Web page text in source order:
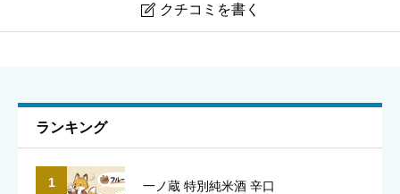
 クチコミを書く
ランキング
1 一ノ蔵 特別純米酒 辛口